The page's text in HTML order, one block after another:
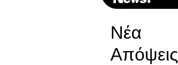
Νέα
Απόψεις